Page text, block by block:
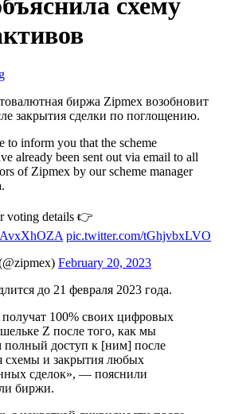
схему
биржа Zipmex возобновит
закрытия сделки по поглощению.
to inform you that the scheme
already been sent out via email to all
of Zipmex by our scheme manager
voting details 👉
pic.twitter.com/tGhjvbxLVO
February 20, 2023
до 21 февраля 2023 года.
100% своих цифровых
Z после того, как мы
полный доступ к [ним] после
схемы и закрытия любых
сделок», — пояснили
биржи.